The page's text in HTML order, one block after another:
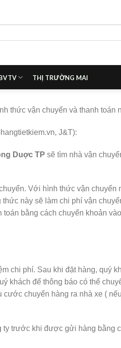
THỊ TRƯỜNG MAI
thức vận chuyển và thanh toán
J&T):
Duợc TP sẽ tìm nhà vận
Với hình thức vận chuyển
này sẽ làm chi phí vận
bằng cách chuyển khoản
chi phí. Sau khi đặt hàng, quý
khách để thông báo có thể
chuyển hàng ra nhà xe (
trước khi được gửi hàng bằng